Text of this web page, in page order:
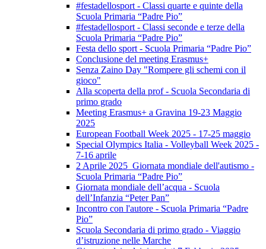
#festadellosport - Classi quarte e quinte della
Scuola Primaria “Padre Pio”
#festadellosport - Classi seconde e terze della
Scuola Primaria “Padre Pio”
Festa dello sport - Scuola Primaria “Padre Pio”
Conclusione del meeting Erasmus+
Senza Zaino Day "Rompere gli schemi con il
gioco"
Alla scoperta della prof - Scuola Secondaria di
primo grado
Meeting Erasmus+ a Gravina 19-23 Maggio
2025
European Football Week 2025 - 17-25 maggio
Special Olympics Italia - Volleyball Week 2025 -
7-16 aprile
2 Aprile 2025 Giornata mondiale dell'autismo -
Scuola Primaria “Padre Pio”
Giornata mondiale dell’acqua - Scuola
dell’Infanzia “Peter Pan”
Incontro con l'autore - Scuola Primaria “Padre
Pio”
Scuola Secondaria di primo grado - Viaggio
d’istruzione nelle Marche